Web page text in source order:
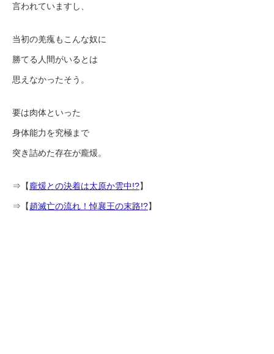
言われていますし、
当初の羌瘣もこんな奴に
勝てる人間がいるとは
思えなかったそう。
要は肉体といった
身体能力を究極まで
突き詰めた存在が龐煖。
⇒【龐煖との決着は太原か雲中!?】
⇒【趙滅亡の流れ！悼襄王の末路!?】